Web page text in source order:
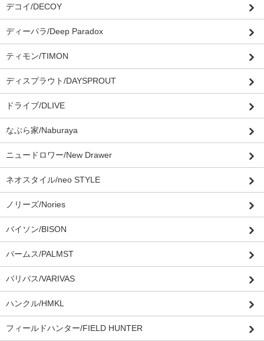
デコイ/DECOY
ディーパラ/Deep Paradox
ティモン/TIMON
ディスプラウト/DAYSPROUT
ドライブ/DLIVE
なぶら家/Naburaya
ニュードロワー/New Drawer
ネオスタイル/neo STYLE
ノリーズ/Nories
バイソン/BISON
パームス/PALMST
バリバス/VARIVAS
ハンクル/HMKL
フィールドハンター/FIELD HUNTER